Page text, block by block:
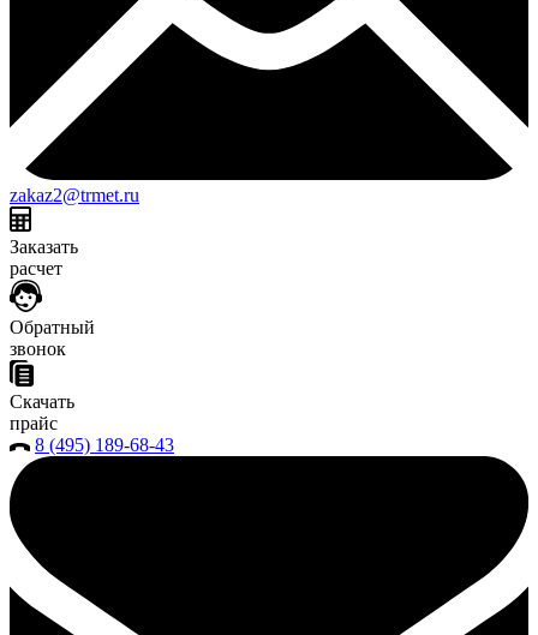
zakaz2@trmet.ru
Заказать
расчет
Обратный
звонок
Скачать
прайс
8 (495) 189-68-43